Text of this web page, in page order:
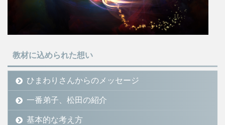
教材に込められた想い
ひまわりさんからのメッセージ
一番弟子、松田の紹介
基本的な考え方